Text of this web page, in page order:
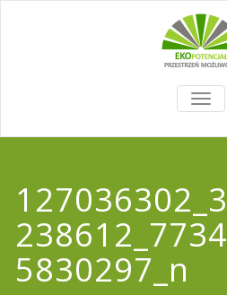
5830297_n